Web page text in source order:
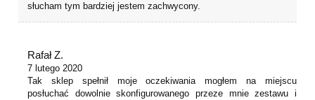
słucham tym bardziej jestem zachwycony.
Rafał Z.
7 lutego 2020
Tak sklep spełnił moje oczekiwania mogłem na miejscu
posłuchać dowolnie skonfigurowanego przeze mnie zestawu i